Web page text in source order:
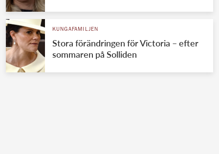
KUNGAFAMILJEN
Stora förändringen för Victoria – efter
sommaren på Solliden